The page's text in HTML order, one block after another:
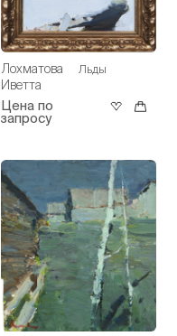
Лохматова
Иветта
Льды
Цена по
запросу